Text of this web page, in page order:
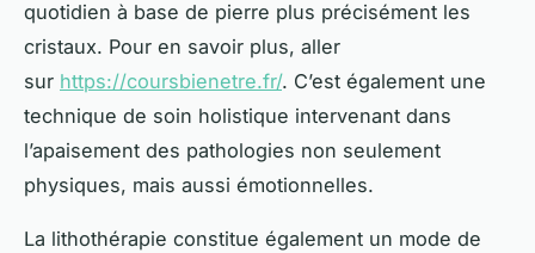
quotidien à base de pierre plus précisément les
cristaux. Pour en savoir plus, aller
sur https://coursbienetre.fr/. C’est également une
technique de soin holistique intervenant dans
l’apaisement des pathologies non seulement
physiques, mais aussi émotionnelles.
La lithothérapie constitue également un mode de